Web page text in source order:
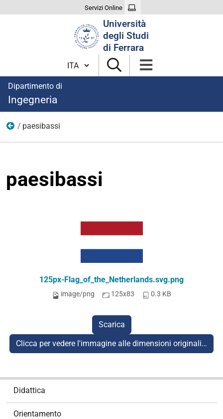
Servizi Online
Università
degli Studi
di Ferrara
Cambia lingua
Dipartimento di
Ingegneria
immagini
paesibassi
paesibassi
125px-Flag_of_the_Netherlands.svg.png
image/png 125x83 0.3 KB
Scarica
Clicca per vedere l'immagine alle dimensioni originali…
Didattica
Orientamento